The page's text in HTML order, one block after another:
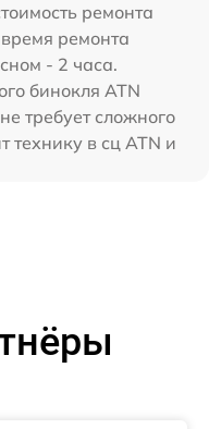
ремонта
ремонта
- 2 часа.
бинокля ATN
требует сложного
технику в сц ATN и